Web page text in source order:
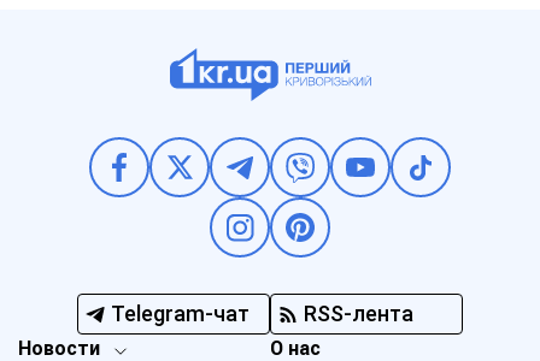
Telegram-чат RSS-лента
Новости О нас